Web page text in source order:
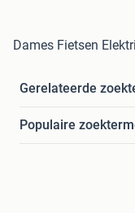
Dames Fietsen
Gerelateerde
Populaire